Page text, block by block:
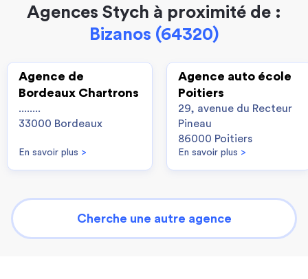
Agences Stych à proximité de :
Bizanos (64320)
Agence de
Bordeaux Chartrons
........
33000 Bordeaux
En savoir plus >
Agence auto école
Poitiers
29, avenue du Recteur
Pineau
86000 Poitiers
En savoir plus >
Cherche une autre agence